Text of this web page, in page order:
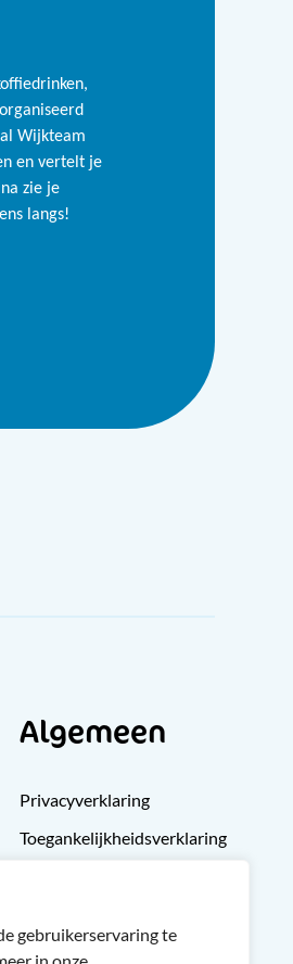
gebruikerservaring te
Wijkteam
en vertelt je
zie je
langs!
Algemeen
Privacyverklaring
Toegankelijkheidsverklaring
Sitemap